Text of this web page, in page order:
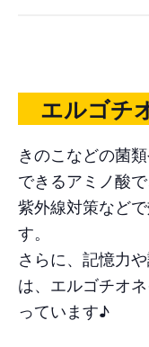
エルゴチ
きのこなどの菌
できるアミノ酸
紫外線対策など
す。
さらに、記憶力
は、エルゴチオ
っています♪